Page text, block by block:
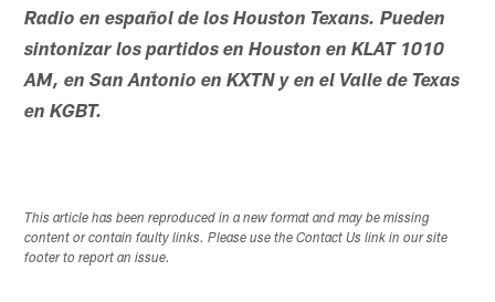
Radio en español de los Houston Texans. Pueden
sintonizar los partidos en Houston en KLAT 1010
AM, en San Antonio en KXTN y en el Valle de Texas
en KGBT.
This article has been reproduced in a new format and may be missing
content or contain faulty links. Please use the Contact Us link in our site
footer to report an issue.